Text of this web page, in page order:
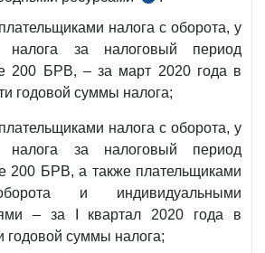
ст.448
НК
налога с оборота, у
налога за налоговый период
200 БРВ, – за март 2020 года в
годовой суммы налога;
налога с оборота, у
налога за налоговый период
200 БРВ, а также плательщиками
и индивидуальными
– за I квартал 2020 года в
годовой суммы налога;